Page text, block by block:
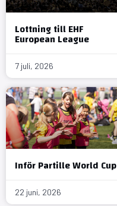
Lottning till EHF
European League
7 juli, 2026
Inför Partille World Cup
22 juni, 2026